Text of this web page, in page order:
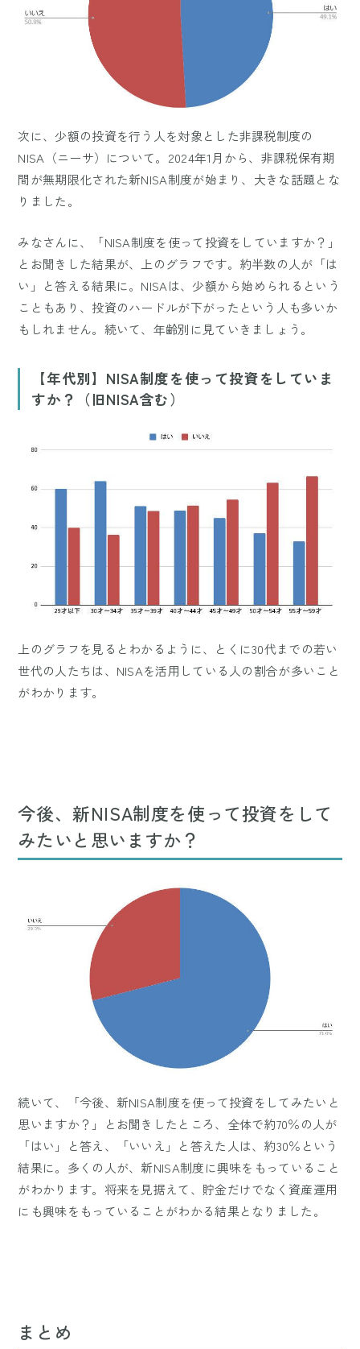
次に、少額の投資を行う人を対象とした非課税制度の
NISA（ニーサ）について。2024年1月から、非課税保有期
間が無期限化された新NISA制度が始まり、大きな話題とな
りました。
みなさんに、「NISA制度を使って投資をしていますか？」
とお聞きした結果が、上のグラフです。約半数の人が「は
い」と答える結果に。NISAは、少額から始められるという
こともあり、投資のハードルが下がったという人も多いか
もしれません。続いて、年齢別に見ていきましょう。
【年代別】NISA制度を使って投資をしていま
すか？（旧NISA含む）
上のグラフを見るとわかるように、とくに30代までの若い
世代の人たちは、NISAを活用している人の割合が多いこと
がわかります。
今後、新NISA制度を使って投資をして
みたいと思いますか？
続いて、「今後、新NISA制度を使って投資をしてみたいと
思いますか？」とお聞きしたところ、全体で約70％の人が
「はい」と答え、「いいえ」と答えた人は、約30％という
結果に。多くの人が、新NISA制度に興味をもっていること
がわかります。将来を見据えて、貯金だけでなく資産運用
にも興味をもっていることがわかる結果となりました。
まとめ